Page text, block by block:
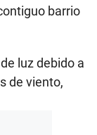
barrio
luz debido a
de viento,